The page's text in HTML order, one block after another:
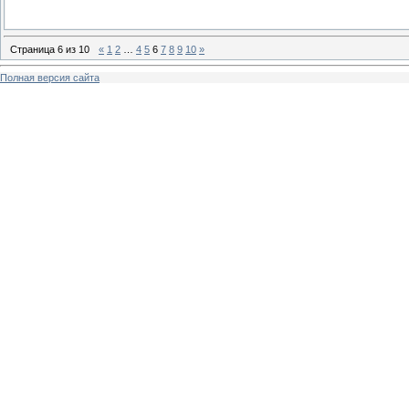
Страница 6 из 10 « 1 2 4 5 6 7 8 9 10 »
Полная версия сайта